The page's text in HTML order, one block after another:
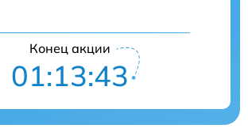
Конец акции
01:13:42